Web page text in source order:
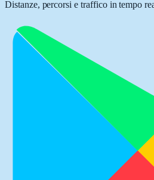
Distanze, percorsi e traffico in tempo